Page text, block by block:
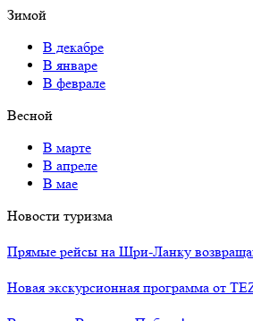
Зимой
В декабре
В январе
В феврале
Весной
В марте
В апреле
В мае
Новости туризма
Прямые рейсы на Шри-Ланку
Новая экскурсионная программа от